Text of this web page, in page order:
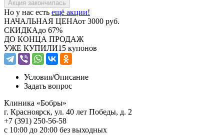
Но у нас есть ещё акции!
НАЧАЛЬНАЯ ЦЕНАот 3000 руб.
СКИДКАдо 67%
ДО КОНЦА ПРОДАЖ
УЖЕ КУПИЛИ15 купонов
Условия/Описание
Задать вопрос
Клиника «Бобры»
г. Красноярск, ул. 40 лет Победы, д. 2
+7 (391) 250-56-58
с 10:00 до 20:00 без выходных